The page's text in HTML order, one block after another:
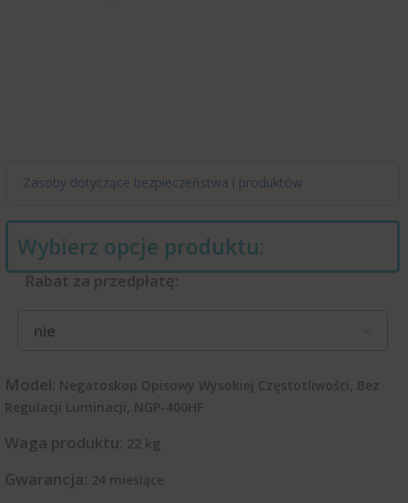
Zasoby dotyczące bezpieczeństwa i produktów
Wybierz opcje produktu:
Rabat za przedpłatę:
nie
Model: Negatoskop Opisowy Wysokiej Częstotliwości, Bez
Regulacji Luminacji, NGP-400HF
Waga produktu: 22 kg
Gwarancja: 24 miesiące